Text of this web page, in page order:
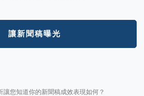
讓新聞稿曝光
您知道你的新聞稿成效表現如何？